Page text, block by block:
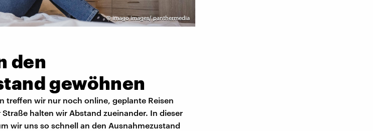
©imago images/ panthermedia
den
gewöhnen
treffen wir nur noch online, geplante Reisen
halten wir Abstand zueinander. In dieser
wir uns so schnell an den Ausnahmezustand